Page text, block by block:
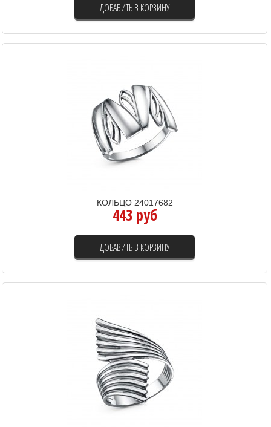
ДОБАВИТЬ В КОРЗИНУ
КОЛЬЦО 24017682
443 руб
ДОБАВИТЬ В КОРЗИНУ